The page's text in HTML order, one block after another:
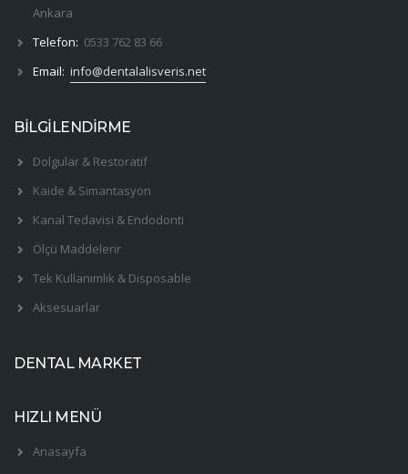
Ankara
Telefon: 0533 762 83 66
Email: info@dentalalisveris.net
BİLGİLENDİRME
Dolgular & Restoratif
Kaide & Simantasyon
Kanal Tedavisi & Endodonti
Ölçü Maddelerir
Tek Kullanımlık & Disposable
Aksesuarlar
DENTAL MARKET
HIZLI MENÜ
Anasayfa